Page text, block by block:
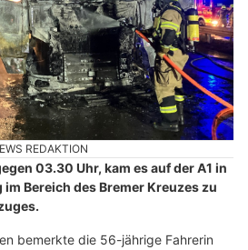
REDAKTION
03.30 Uhr, kam es auf der A1 in
Bereich des Bremer Kreuzes zu
bemerkte die 56-jährige Fahrerin